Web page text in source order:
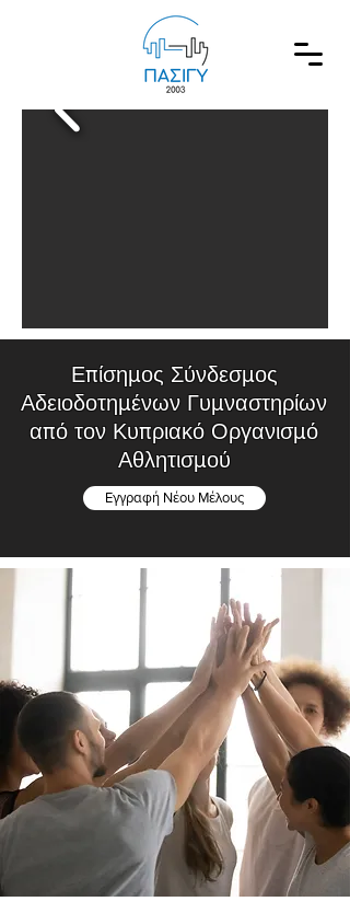
Επίσημος Σύνδεσμος
Αδειοδοτημένων Γυμναστηρίων
από τον Κυπριακό Οργανισμό
Αθλητισμού
Εγγραφή Νέου Μέλους